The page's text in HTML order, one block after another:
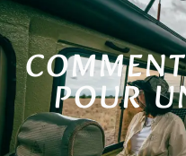
POUR